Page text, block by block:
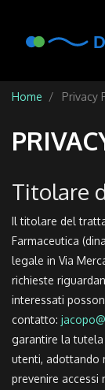
Home Privacy
Titolare
Il titolare del
Farmaceutica
legale in Via
richieste
interessati
contatto:
garantire la
utenti, adottando
prevenire accessi